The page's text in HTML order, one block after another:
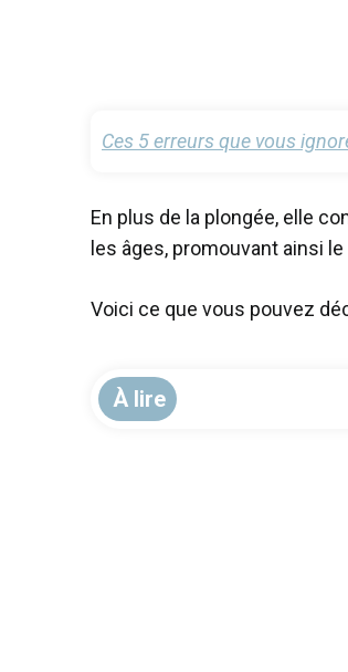
Ces 5 erreurs que vous
En plus de la plongée, elle
les âges, promouvant ainsi
Voici ce que vous pouvez
À lire